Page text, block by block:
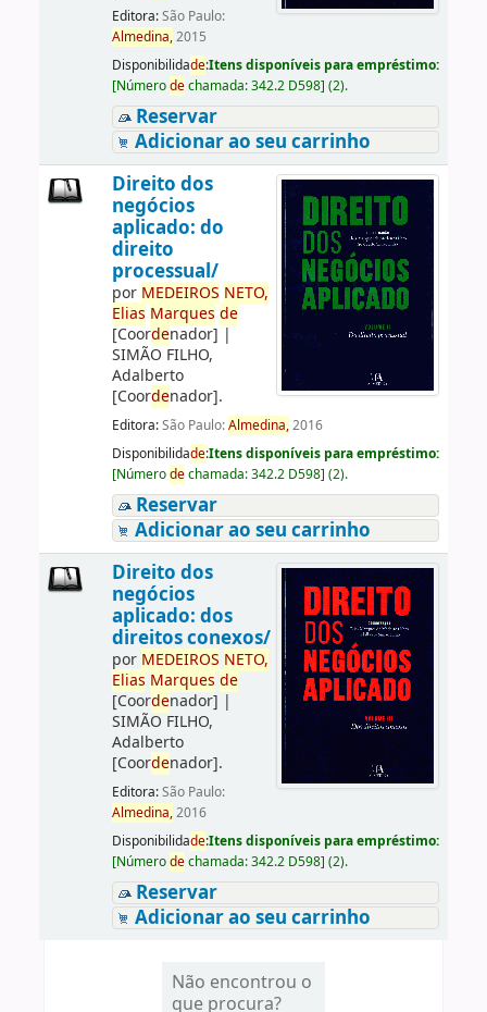
Editora:São Paulo:
Almedina,2015
Disponibilidade:Itens disponíveis para empréstimo:
[Númerodechamada:342.2 D598] (2).
Reservar
Adicionar ao seu carrinho
Direito dos
negócios
aplicado: do
direito
processual/
por MEDEIROS NETO,
Elias Marques de
[Coordenador] |
SIMÃO FILHO,
Adalberto
[Coordenador].
Editora:São Paulo:Almedina,2016
Disponibilidade:Itens disponíveis para empréstimo:
[Númerodechamada:342.2 D598] (2).
Reservar
Adicionar ao seu carrinho
Direito dos
negócios
aplicado: dos
direitos conexos/
por MEDEIROS NETO,
Elias Marques de
[Coordenador] |
SIMÃO FILHO,
Adalberto
[Coordenador].
Editora:São Paulo:
Almedina,2016
Disponibilidade:Itens disponíveis para empréstimo:
[Númerodechamada:342.2 D598] (2).
Reservar
Adicionar ao seu carrinho
Não encontrou o
que procura?